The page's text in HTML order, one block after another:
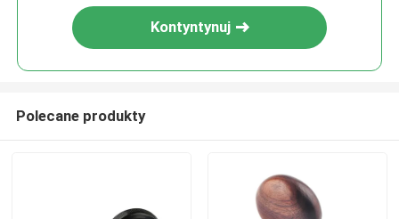
Kontyntynuj
Polecane produkty